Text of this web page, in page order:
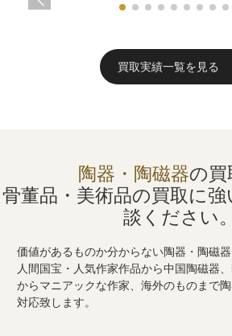
買取実績一覧を見る
陶器・陶磁器の買
骨董品・美術品の買取に強
談ください。
価値があるものか分からない陶器・陶磁
人間国宝・人気作家作品から中国陶磁器
からマニアックな作家、海外のものまで
対応致します。